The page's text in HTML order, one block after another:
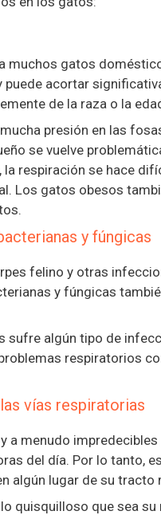
muchos gatos
puede acortar
de la raza o la
presión en las
se vuelve
respiración se hace
Los gatos obesos
y fúngicas
felino y otras
y fúngicas
sufre algún tipo de
respiratorios
vías respiratorias
a menudo
del día. Por lo tanto,
algún lugar de su tracto
quisquilloso que sea